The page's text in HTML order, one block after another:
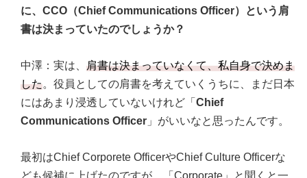
に、CCO（Chief Communications Officer）という肩
書は決まっていたのでしょうか？
中澤：実は、 肩書は決まっていなくて、私自身で決めま
した。役員としての肩書を考えていくうちに、まだ日本
にはあまり浸透していないけれど「 Chief
Communications Officer 」がいいなと思ったんです。
最初はChief Corporete OfficerやChief Culture Officerな